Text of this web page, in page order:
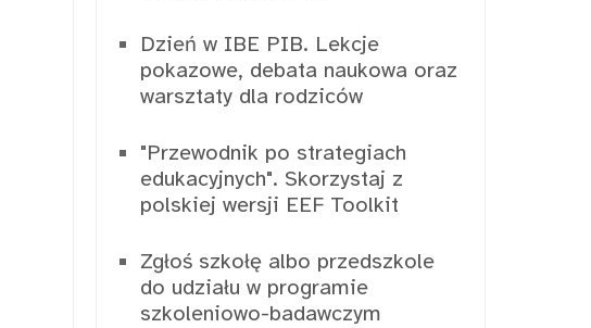
Dzień w IBE PIB. Lekcje
pokazowe, debata naukowa oraz
warsztaty dla rodziców
"Przewodnik po strategiach
edukacyjnych". Skorzystaj z
polskiej wersji EEF Toolkit
Zgłoś szkołę albo przedszkole
do udziału w programie
szkoleniowo-badawczym